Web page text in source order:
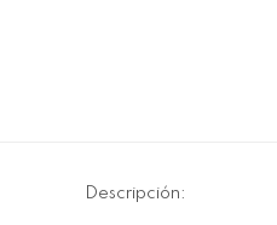
Descripción: